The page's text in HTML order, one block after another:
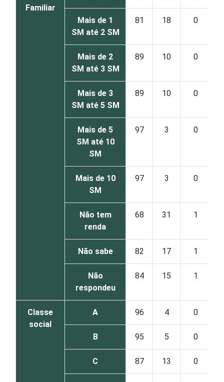
Familiar
Mais de 1
SM até 2 SM
81 18 0
Mais de 2
SM até 3 SM
89 10 0
Mais de 3
SM até 5 SM
89 10 0
Mais de 5
SM até 10
SM
97 3 0
Mais de 10
SM
97 3 0
Não tem
renda
68 31 1
Não sabe 82 17 1
Não
respondeu
84 15 1
Classe
social
A 96 4 0
B 95 5 0
C 87 13 0